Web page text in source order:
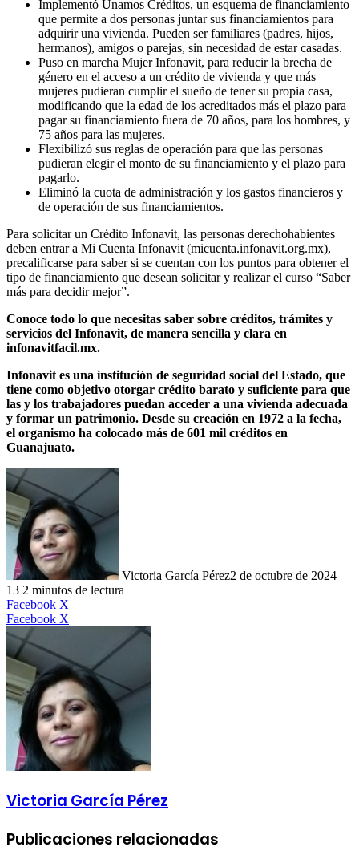
Implementó Unamos Créditos, un esquema de financiamiento
que permite a dos personas juntar sus financiamientos para
adquirir una vivienda. Pueden ser familiares (padres, hijos,
hermanos), amigos o parejas, sin necesidad de estar casadas.
Puso en marcha Mujer Infonavit, para reducir la brecha de
género en el acceso a un crédito de vivienda y que más
mujeres pudieran cumplir el sueño de tener su propia casa,
modificando que la edad de los acreditados más el plazo para
pagar su financiamiento fuera de 70 años, para los hombres, y
75 años para las mujeres.
Flexibilizó sus reglas de operación para que las personas
pudieran elegir el monto de su financiamiento y el plazo para
pagarlo.
Eliminó la cuota de administración y los gastos financieros y
de operación de sus financiamientos.
Para solicitar un Crédito Infonavit, las personas derechohabientes
deben entrar a Mi Cuenta Infonavit (micuenta.infonavit.org.mx),
precalificarse para saber si se cuentan con los puntos para obtener el
tipo de financiamiento que desean solicitar y realizar el curso “Saber
más para decidir mejor”.
Conoce todo lo que necesitas saber sobre créditos, trámites y
servicios del Infonavit, de manera sencilla y clara en
infonavitfacil.mx.
Infonavit es una institución de seguridad social del Estado, que
tiene como objetivo otorgar crédito barato y suficiente para que
las y los trabajadores puedan acceder a una vivienda adecuada
y formar un patrimonio. Desde su creación en 1972 a la fecha,
el organismo ha colocado más de 601 mil créditos en
Guanajuato.
Victoria García Pérez2 de octubre de 2024
13 2 minutos de lectura
Facebook X
Facebook X
electrónico
Victoria García Pérez
Publicaciones relacionadas